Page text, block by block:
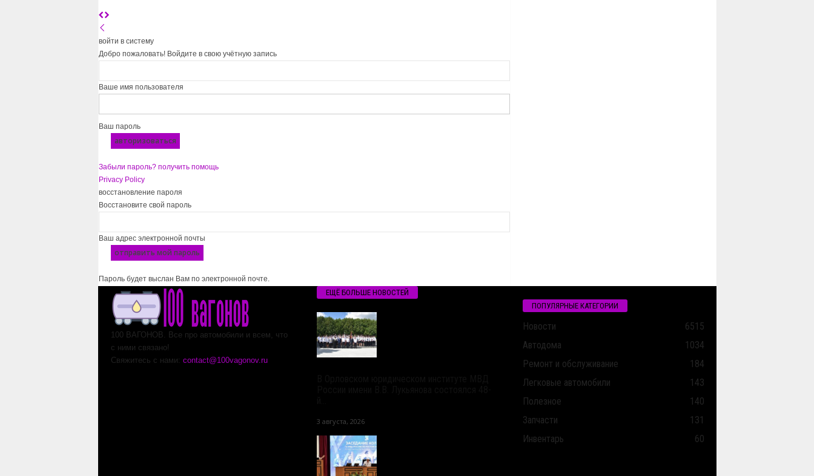
войти в систему
Добро пожаловать! Войдите в свою учётную запись
Ваше имя пользователя
Ваш пароль
Забыли пароль? получить помощь
Privacy Policy
восстановление пароля
Восстановите свой пароль
Ваш адрес электронной почты
Пароль будет выслан Вам по электронной почте.
100 ВАГОНОВ. Все про автомобили и всем, что
с ними связано!
Свяжитесь с нами: contact@100vagonov.ru
ЕЩЁ БОЛЬШЕ НОВОСТЕЙ
3 августа, 2026
ПОПУЛЯРНЫЕ КАТЕГОРИИ
Новости
6515
Автодома
1034
Ремонт и обслуживание
184
Легковые автомобили
143
Полезное
140
Запчасти
131
Инвентарь
60